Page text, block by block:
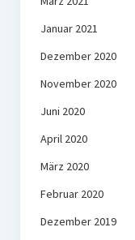
Januar 2021
Dezember 2020
November 2020
Juni 2020
April 2020
März 2020
Februar 2020
Dezember 2019